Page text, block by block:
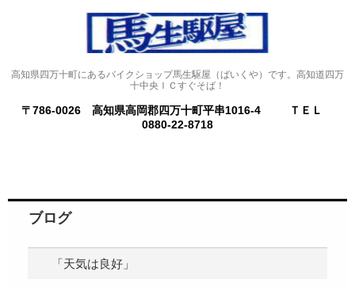
高知県四万十町にあるバイクショップ馬生駆屋（ばいくや）です。高知道四万
十中央ＩＣすぐそば！
〒786-0026 高知県高岡郡四万十町平串1016-4
ＴＥＬ
0880-22-8718
ブログ
「天気は良好」